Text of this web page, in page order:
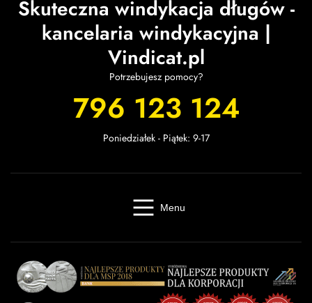
Skuteczna windykacja długów -
kancelaria windykacyjna |
Vindicat.pl
Potrzebujesz pomocy?
796 123 124
Poniedziałek - Piątek: 9-17
Menu
Baza wiedzyKontaktKalkulator odsetekMiastaPartnerzyFAQRegulaminOWU